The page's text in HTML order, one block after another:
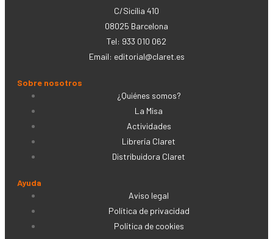
C/Sicília 410
08025 Barcelona
Tel: 933 010 062
Email: editorial@claret.es
Sobre nosotros
¿Quiénes somos?
La Misa
Actividades
Librería Claret
Distribuidora Claret
Ayuda
Aviso legal
Política de privacidad
Política de cookies